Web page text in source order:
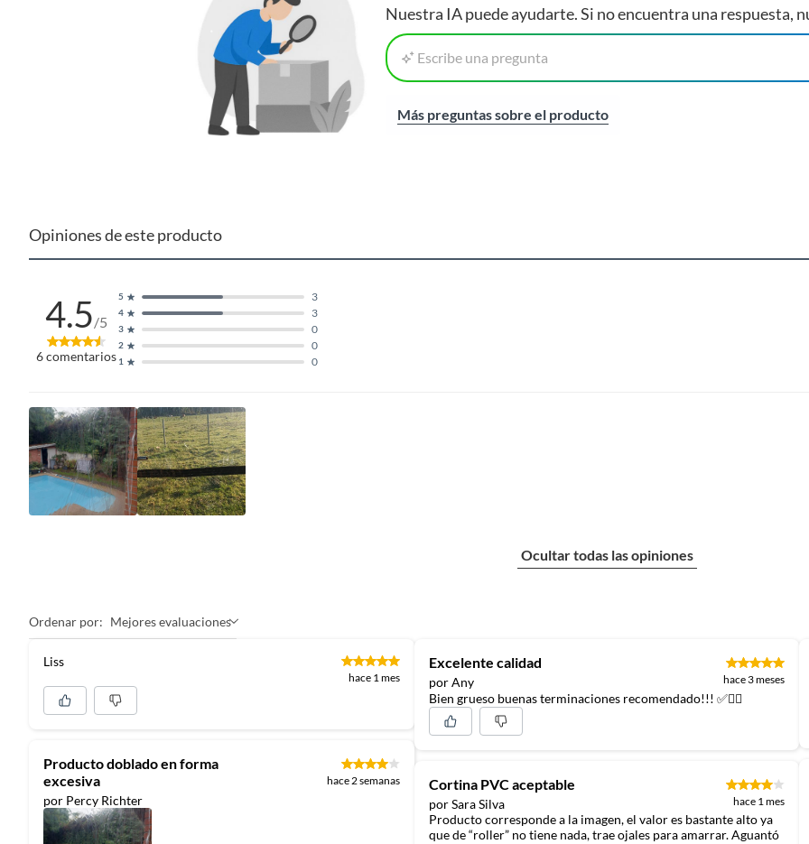
Nuestra IA puede ayudarte. Si no encuentra una respuesta,
Escribe una pregunta
Más preguntas sobre el producto
Opiniones de este producto
4.5/5
6comentarios 1 0
2 0
3 0
4 3
5 3
Ocultar todas las opiniones
Ordenar por: Mejores evaluaciones
Liss
hace 1 mes
Producto doblado en forma
excesiva
por Percy Richter
hace 2 semanas
Excelente calidad
por Any hace 3 meses
Bien grueso buenas terminaciones recomendado!!! ✅👍🏻
Cortina PVC aceptable
por Sara Silva hace 1 mes
Producto corresponde a la imagen, el valor es bastante alto ya
que de “roller” no tiene nada, trae ojales para amarrar. Aguantó